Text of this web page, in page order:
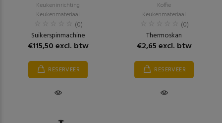
Keukeninrichting
Keukenmateriaal
(0)
Suikerspinmachine
€115,50 excl. btw
RESERVEER
Koffie
Keukenmateriaal
(0)
Thermoskan
€2,65 excl. btw
RESERVEER